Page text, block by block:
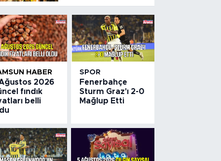
11'e iki isim değişikliği
HABER
2026
fındık
belli
SPOR
Fenerbahçe
Sturm Graz'ı 2-0
Mağlup Etti